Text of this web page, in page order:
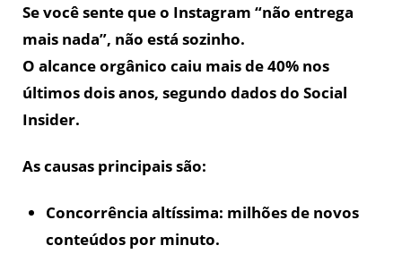
Se você sente que o Instagram “não entrega
mais nada”, não está sozinho.
O alcance orgânico caiu mais de 40% nos
últimos dois anos, segundo dados do Social
Insider.
As causas principais são:
Concorrência altíssima: milhões de novos
conteúdos por minuto.